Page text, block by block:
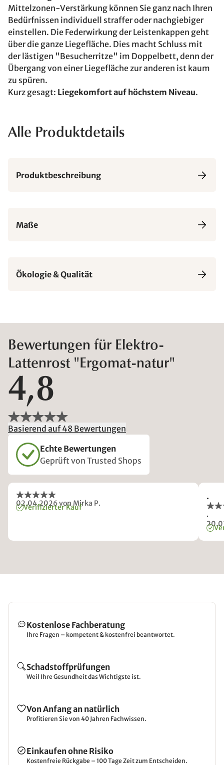
Mittelzonen-Verstärkung können Sie ganz nach Ihren
Bedürfnissen individuell straffer oder nachgiebiger
einstellen. Die Federwirkung der Leistenkappen geht
über die ganze Liegefläche. Dies macht Schluss mit
der lästigen "Besucherritze" im Doppelbett, denn der
Übergang von einer Liegefläche zur anderen ist kaum
zu spüren.
Kurz gesagt: Liegekomfort auf höchstem Niveau.
Alle Produktdetails
Produktbeschreibung
Maße
Ökologie & Qualität
Bewertungen für Elektro-
Lattenrost "Ergomat-natur"
4,8
Basierend auf 48 Bewertungen
Echte Bewertungen
Geprüft von Trusted Shops
02.04.2026von Mirka P.
Verifizierter Kauf
.
.
Kostenlose Fachberatung
Ihre Fragen – kompetent & kostenfrei beantwortet.
Schadstoffprüfungen
Weil Ihre Gesundheit das Wichtigste ist.
Von Anfang an natürlich
Profitieren Sie von 40 Jahren Fachwissen.
Einkaufen ohne Risiko
Kostenfreie Rückgabe – 100 Tage Zeit zum Entscheiden.